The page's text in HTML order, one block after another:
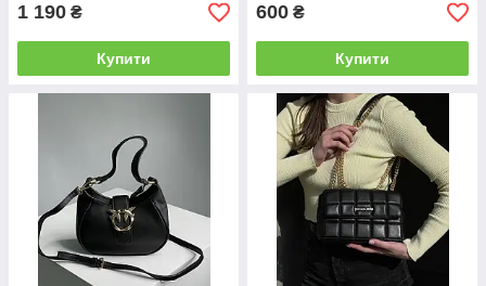
1 190 ₴
Купити
600 ₴
Купити